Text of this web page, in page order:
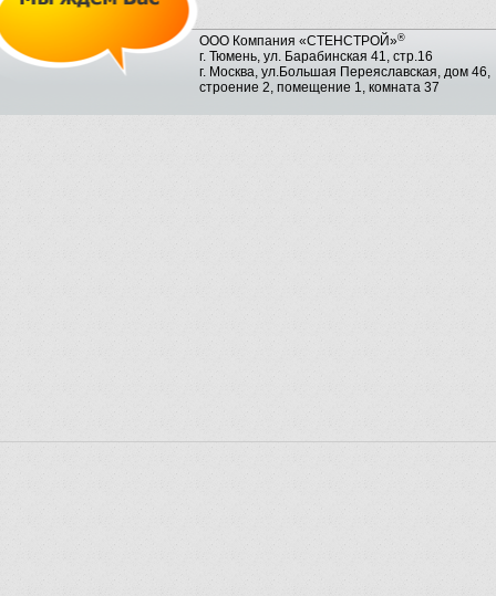
ООО Компания «СТЕНСТРОЙ»®
г. Тюмень, ул. Барабинская 41, стр.16
г. Москва, ул.Большая Переяславская, дом 46,
строение 2, помещение 1, комната 37